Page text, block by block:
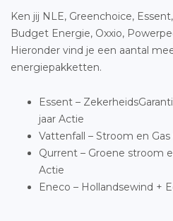
Ken jij NLE, Greenchoice,
Budget Energie, Oxxio,
Hieronder vind je een aantal
energiepakketten.
Essent –
jaar Actie
Vattenfall – Stroom en
Qurrent – Groene stroom
Actie
Eneco – Hollandsewind +